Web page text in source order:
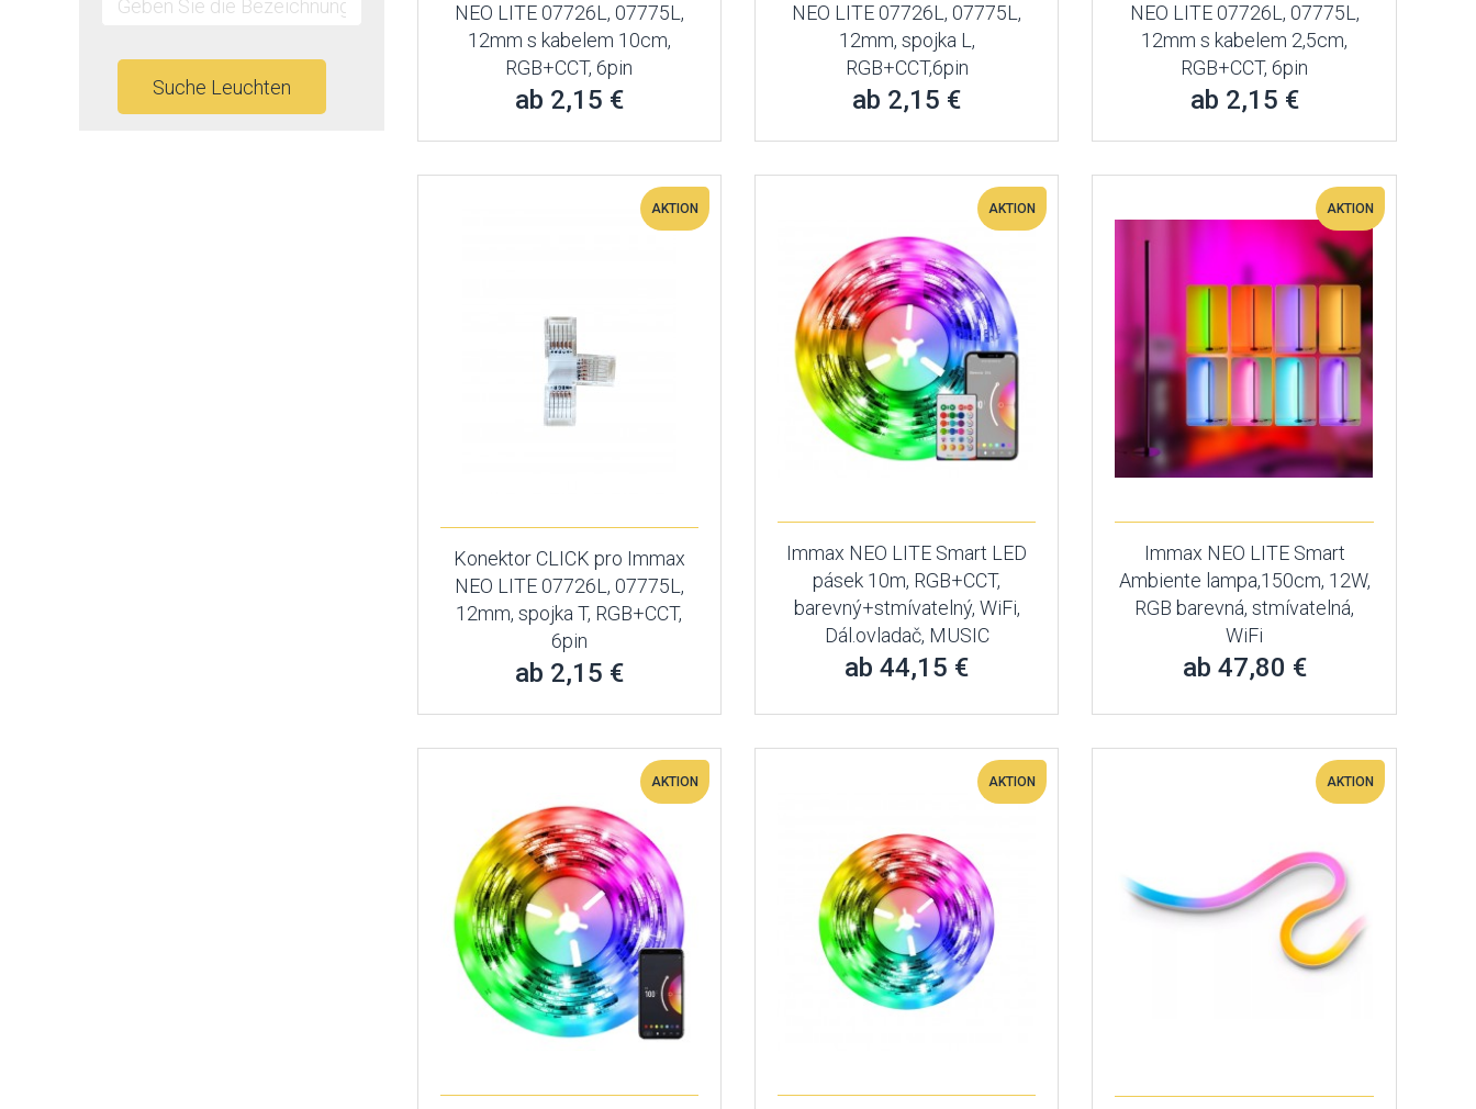
NEO LITE 07726L, 07775L,
12mm s kabelem 10cm,
RGB+CCT, 6pin
ab 2,15 €
NEO LITE 07726L, 07775L,
12mm, spojka L,
RGB+CCT,6pin
ab 2,15 €
NEO LITE 07726L, 07775L,
12mm s kabelem 2,5cm,
RGB+CCT, 6pin
ab 2,15 €
AKTION
Konektor CLICK pro Immax
NEO LITE 07726L, 07775L,
12mm, spojka T, RGB+CCT,
6pin
ab 2,15 €
AKTION
Immax NEO LITE Smart LED
pásek 10m, RGB+CCT,
barevný+stmívatelný, WiFi,
Dál.ovladač, MUSIC
ab 44,15 €
AKTION
Immax NEO LITE Smart
Ambiente lampa,150cm, 12W,
RGB barevná, stmívatelná,
WiFi
ab 47,80 €
AKTION AKTION AKTION
Suche Leuchten